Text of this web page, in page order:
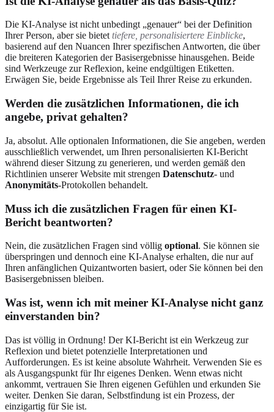
Die KI-Analyse ist nicht unbedingt „genauer“ bei der Definition
Ihrer Person, aber sie bietettiefere, personalisiertere Einblicke,
basierend auf den Nuancen Ihrer spezifischen Antworten, die über
die breiteren Kategorien der Basisergebnisse hinausgehen. Beide
sind Werkzeuge zur Reflexion, keine endgültigen Etiketten.
Erwägen Sie, beide Ergebnisse als Teil Ihrer Reise zu erkunden.
Werden die zusätzlichen Informationen, die ich
angebe, privat gehalten?
Ja, absolut. Alle optionalen Informationen, die Sie angeben, werden
ausschließlich verwendet, um Ihren personalisierten KI-Bericht
während dieser Sitzung zu generieren, und werden gemäß den
Richtlinien unserer Website mit strengen Datenschutz- und
Anonymitäts-Protokollen behandelt.
Muss ich die zusätzlichen Fragen für einen KI-
Bericht beantworten?
Nein, die zusätzlichen Fragen sind völlig optional. Sie können sie
überspringen und dennoch eine KI-Analyse erhalten, die nur auf
Ihren anfänglichen Quizantworten basiert, oder Sie können bei den
Basisergebnissen bleiben.
Was ist, wenn ich mit meiner KI-Analyse nicht ganz
einverstanden bin?
Das ist völlig in Ordnung! Der KI-Bericht ist ein Werkzeug zur
Reflexion und bietet potenzielle Interpretationen und
Aufforderungen. Es ist keine absolute Wahrheit. Verwenden Sie es
als Ausgangspunkt für Ihr eigenes Denken. Wenn etwas nicht
ankommt, vertrauen Sie Ihren eigenen Gefühlen und erkunden Sie
weiter. Denken Sie daran, Selbstfindung ist ein Prozess, der
einzigartig für Sie ist.